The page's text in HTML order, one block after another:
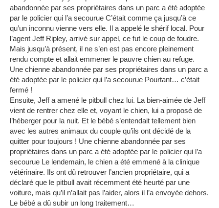
abandonnée par ses propriétaires dans un parc a été adoptée
par le policier qui l’a secourue C’était comme ça jusqu’à ce
qu’un inconnu vienne vers elle. Il a appelé le shérif local. Pour
l’agent Jeff Ripley, arrivé sur appel, ce fut le coup de foudre.
Mais jusqu’à présent, il ne s’en est pas encore pleinement
rendu compte et allait emmener le pauvre chien au refuge.
Une chienne abandonnée par ses propriétaires dans un parc a
été adoptée par le policier qui l’a secourue Pourtant… c’était
fermé !
Ensuite, Jeff a amené le pitbull chez lui. La bien-aimée de Jeff
vient de rentrer chez elle et, voyant le chien, lui a proposé de
l’héberger pour la nuit. Et le bébé s’entendait tellement bien
avec les autres animaux du couple qu’ils ont décidé de la
quitter pour toujours ! Une chienne abandonnée par ses
propriétaires dans un parc a été adoptée par le policier qui l’a
secourue Le lendemain, le chien a été emmené à la clinique
vétérinaire. Ils ont dû retrouver l’ancien propriétaire, qui a
déclaré que le pitbull avait récemment été heurté par une
voiture, mais qu’il n’allait pas l’aider, alors il l’a envoyée dehors.
Le bébé a dû subir un long traitement…